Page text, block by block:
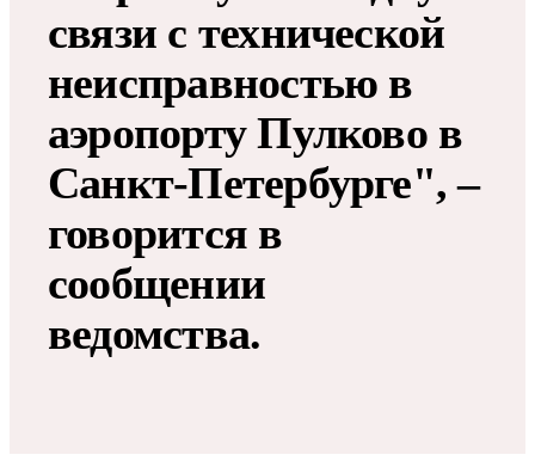
связи с технической
неисправностью в
аэропорту Пулково в
Санкт-Петербурге", –
говорится в
сообщении
ведомства.